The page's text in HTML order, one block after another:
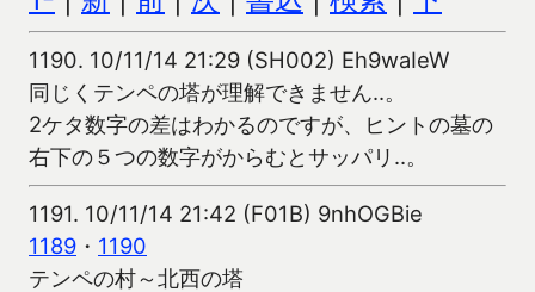
1190. 10/11/14 21:29 (SH002) Eh9waIeW
同じくテンペの塔が理解できません‥。
2ケタ数字の差はわかるのですが、ヒントの墓の
右下の５つの数字がからむとサッパリ‥。
1191. 10/11/14 21:42 (F01B) 9nhOGBie
1189 ・ 1190
テンペの村～北西の塔